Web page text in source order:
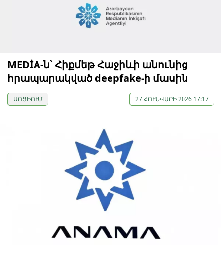
MEDİA-ն՝ Հիքմեթ Հաջիևի անունից
հրապարակված deepfake-ի մասին
ՍՈՑԻՈՒՄ 27 ՀՈՒՆՎԱՐԻ 2026 17:17